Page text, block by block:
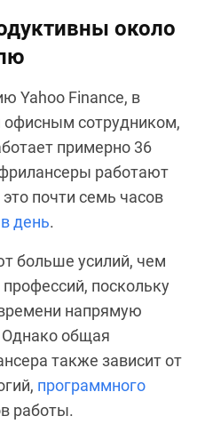
около
Yahoo Finance, в
офисным сотрудником,
примерно 36
работают
почти семь часов
день.
больше усилий, чем
поскольку
напрямую
Однако общая
также зависит от
программного
работы.